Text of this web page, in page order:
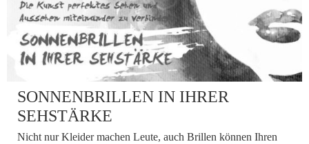
SONNENBRILLEN IN IHRER
SEHSTÄRKE
Nicht nur Kleider machen Leute, auch Brillen können Ihren